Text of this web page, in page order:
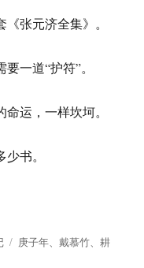
张元济全集》。
一道“护符”。
运，一样坎坷。
书。
一本书”
标
庚子年、戴慕竹、耕